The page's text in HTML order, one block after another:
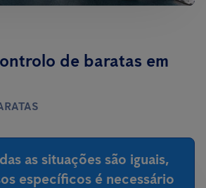
de baratas em
as situações são iguais,
específicos é necessário